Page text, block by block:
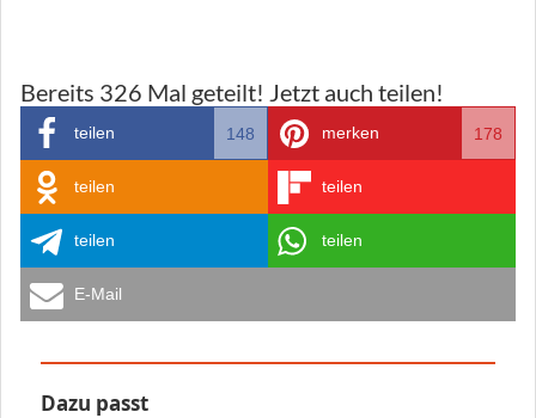
Bereits 326 Mal geteilt! Jetzt auch teilen!
teilen 148 merken 178
teilen teilen
teilen teilen
E-Mail
Dazu passt